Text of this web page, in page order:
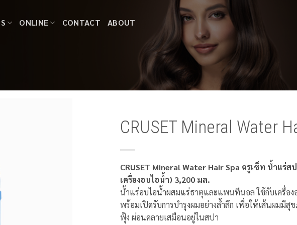
ONLINE CONTACT ABOUT
CRUSET Mineral Water
CRUSET Mineral Water Hair Spa ครูเซ็ท น้ำแร่
เครื่องอบไอน้ำ) 3,200 มล.
น้ำแร่อบไอน้ำผสมแร่ธาตุและแพนทีนอล ใช้กับเครื่อ
พร้อมเปิดรับการบำรุงผมอย่างล้ำลึก เพื่อให้เส้นผมมี
ฟุ้ง ผ่อนคลายเสมือนอยู่ในสปา